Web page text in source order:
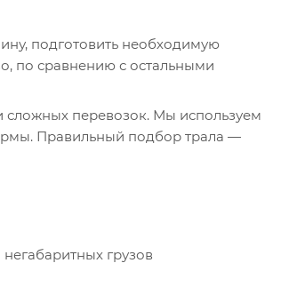
подготовить необходимую
по сравнению с остальными
сложных перевозок. Мы используем
Правильный подбор трала —
грузов